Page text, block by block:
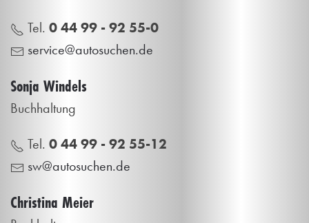
Tel. 0 44 99 - 92 55-0
service@autosuchen.de
Sonja Windels
Buchhaltung
Tel. 0 44 99 - 92 55-12
sw@autosuchen.de
Christina Meier